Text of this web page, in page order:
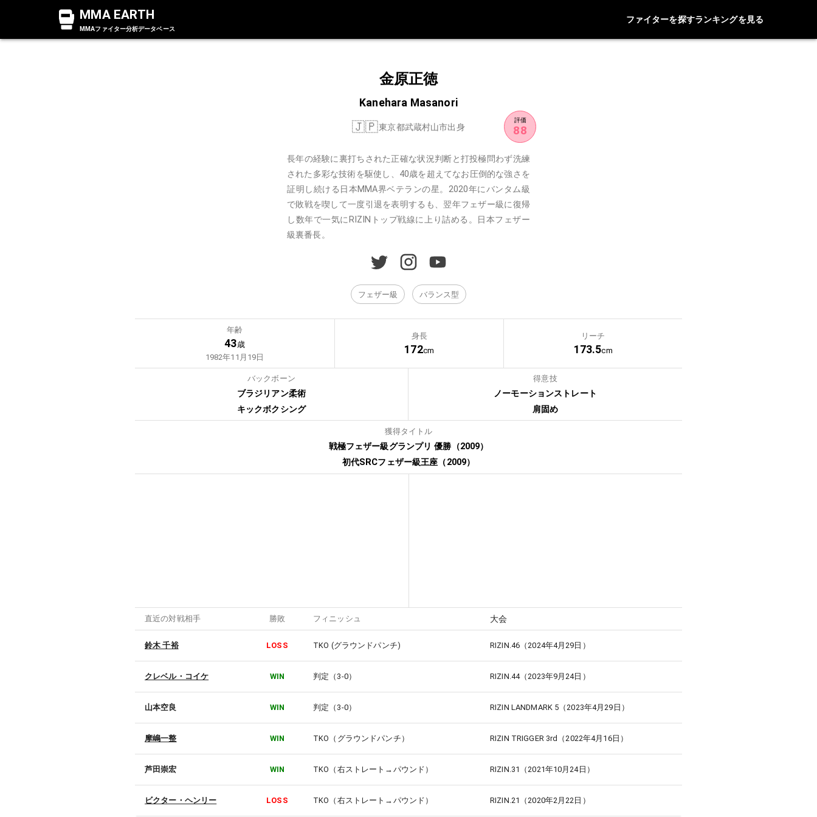
MMA EARTH
MMAファイター分析データベース
ファイターを探すランキングを見る
金原正徳
Kanehara Masanori
🇯🇵東京都武蔵村山市出身
評価
88
長年の経験に裏打ちされた正確な状況判断と打投極問わず洗練
された多彩な技術を駆使し、40歳を超えてなお圧倒的な強さを
証明し続ける日本MMA界ベテランの星。2020年にバンタム級
で敗戦を喫して一度引退を表明するも、翌年フェザー級に復帰
し数年で一気にRIZINトップ戦線に上り詰める。
日本フェザー
級裏番長。
フェザー級 バランス型
年齢
43歳
1982年11月19日
身長
172cm
リーチ
173.5cm
バックボーン
ブラジリアン柔術
キックボクシング
得意技
ノーモーションストレート
肩固め
獲得タイトル
戦極フェザー級グランプリ 優勝（2009）
初代SRCフェザー級王座（2009）
直近の対戦相手 勝敗 フィニッシュ 大会
鈴木 千裕 LOSS TKO (グラウンドパンチ) RIZIN.46（2024年4月29日）
クレベル・コイケ WIN 判定（3-0） RIZIN.44（2023年9月24日）
山本空良 WIN 判定（3-0） RIZIN LANDMARK 5（2023年4月29日）
摩嶋一整 WIN TKO（グラウンドパンチ） RIZIN TRIGGER 3rd（2022年4月16日）
芦田崇宏 WIN TKO（右ストレート→パウンド） RIZIN.31（2021年10月24日）
ビクター・ヘンリー LOSS TKO（右ストレート→パウンド） RIZIN.21（2020年2月22日）